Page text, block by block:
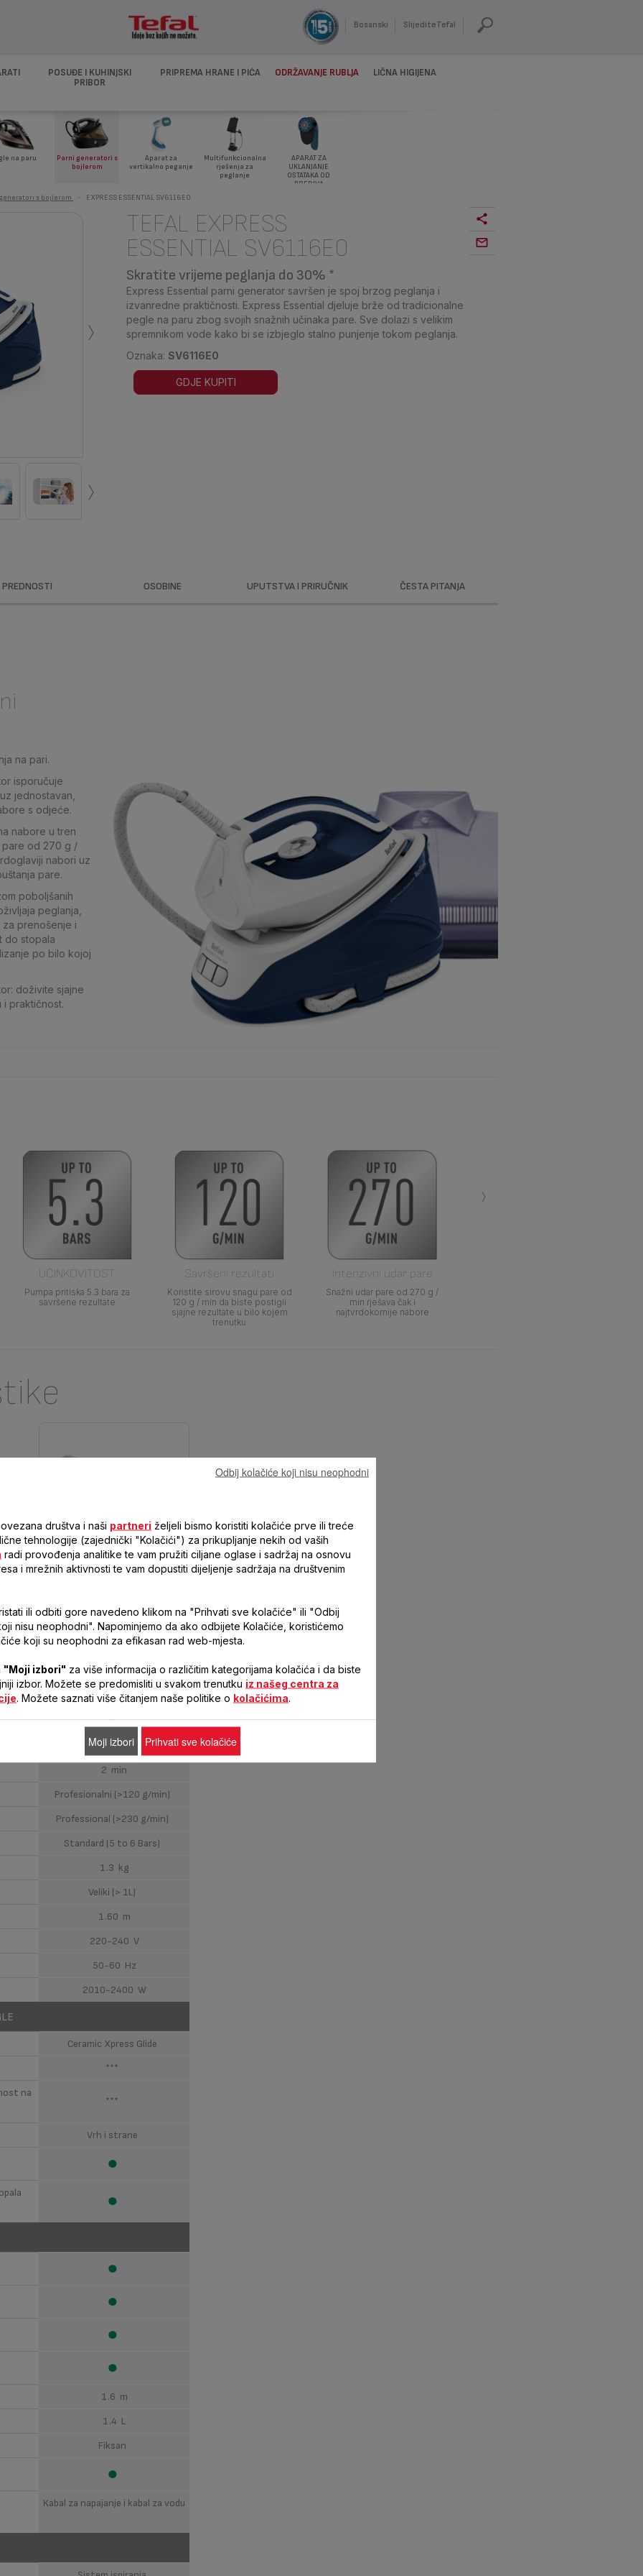
Bosanski SlijediteTefal
POSUĐE I KUHINJSKI
PRIBOR
PRIPREMA HRANE I PIĆA ODRŽAVANJE RUBLJA LIČNA HIGIJENA
na paru
Parni generatori s
bojlerom
Aparat za
vertikalno peganje
Multifunkcionalna
rješenja za
peglanje
APARAT ZA
UKLANJANJE
OSTATAKA OD
PREDIVA
s bojlerom EXPRESS ESSENTIAL SV6116E0
›
›
TEFAL EXPRESS
ESSENTIAL SV6116E0
Skratite vrijeme peglanja do 30% *
Express Essential parni generator savršen je spoj brzog peglanja i
izvanredne praktičnosti. Express Essential djeluje brže od tradicionalne
pegle na paru zbog svojih snažnih učinaka pare. Sve dolazi s velikim
spremnikom vode kako bi se izbjeglo stalno punjenje tokom peglanja.
Oznaka: SV6116E0
GDJE KUPITI
PREDNOSTI OSOBINE UPUTSTVA I PRIRUČNIK ČESTA PITANJA
na pari.
isporučuje
jednostavan,
s odjeće.
nabore u tren
pare od 270 g /
nabori uz
pare.
poboljšanih
peglanja,
prenošenje i
do stopala
po bilo kojoj
doživite sjajne
praktičnost.
UČINKOVITOST
Pumpa pritiska 5.3 bara za
savršene rezultate
Savršeni rezultati
Koristite sirovu snagu pare od
120 g / min da biste postigli
sjajne rezultate u bilo kojem
trenutku
Intenzivni udar pare
Snažni udar pare od 270 g /
min rješava čak i
najtvrdokornije nabore
›
EXPRESS ESSENTIAL
2200 W
120 g/min
270 g/min
5.3 bar
Ručne postavke
2 min
Profesionalni (>120 g/min)
Professional (>230 g/min)
Standard (5 to 6 Bars)
1.3 kg
Veliki (> 1L)
1.60 m
220-240 V
50-60 Hz
2010-2400 W
Ceramic Xpress Glide
***
na
***
Vrh i strane
1.6 m
1.4 L
Fiksan
Kabal za napajanje i kabal za vodu
društva i naši partneri željeli bismo koristiti kolačiće prve ili treće
tehnologije (zajednički "Kolačići") za prikupljanje nekih od vaših
radi provođenja analitike te vam pružiti ciljane oglase i sadržaj na osnovu
i mrežnih aktivnosti te vam dopustiti dijeljenje sadržaja na društvenim
ili odbiti gore navedeno klikom na "Prihvati sve kolačiće" ili "Odbij
nisu neophodni". Napominjemo da ako odbijete Kolačiće, koristićemo
koji su neophodni za efikasan rad web-mjesta.
"Moji izbori" za više informacija o različitim kategorijama kolačića i da biste
izbor. Možete se predomisliti u svakom trenutku iz našeg centra za
. Možete saznati više čitanjem naše politike o kolačićima.
Odbij kolačiće koji nisu neophodni
Moji izbori Prihvati sve kolačiće